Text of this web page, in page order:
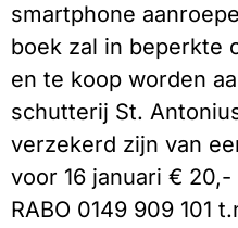
smartphone
boek zal in beperkte
en te koop worden
schutterij St.
verzekerd zijn van
voor 16 januari €
RABO 0149 909 101